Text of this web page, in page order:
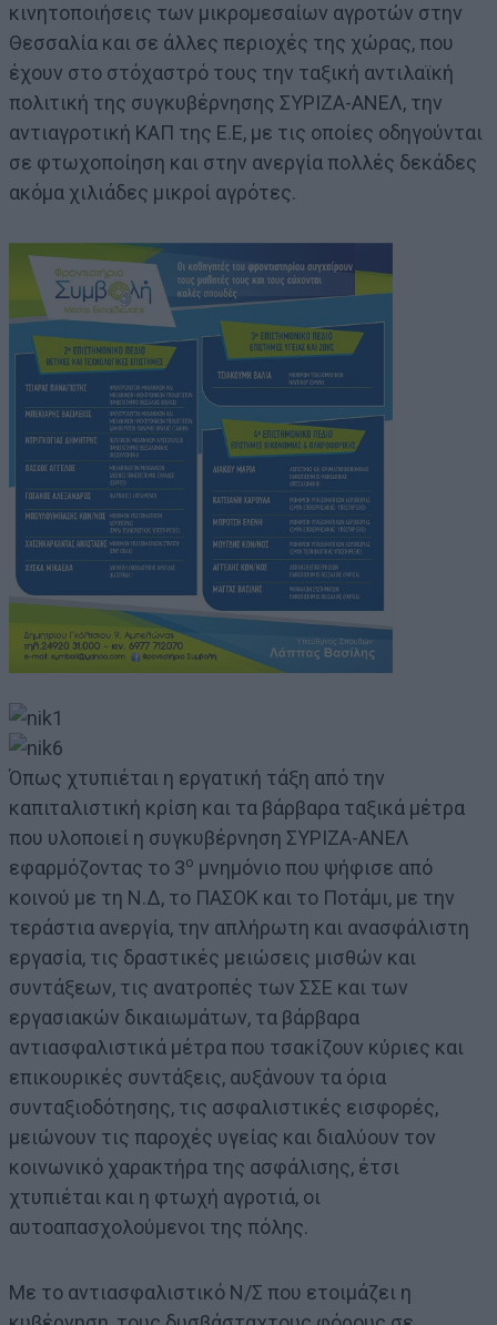
κινητοποιήσεις των μικρομεσαίων αγροτών στην
Θεσσαλία και σε άλλες περιοχές της χώρας, που
έχουν στο στόχαστρό τους την ταξική αντιλαϊκή
πολιτική της συγκυβέρνησης ΣΥΡΙΖΑ-ΑΝΕΛ, την
αντιαγροτική ΚΑΠ της Ε.Ε, με τις οποίες οδηγούνται
σε φτωχοποίηση και στην ανεργία πολλές δεκάδες
ακόμα χιλιάδες μικροί αγρότες.
Όπως χτυπιέται η εργατική τάξη από την
καπιταλιστική κρίση και τα βάρβαρα ταξικά μέτρα
που υλοποιεί η συγκυβέρνηση ΣΥΡΙΖΑ-ΑΝΕΛ
εφαρμόζοντας το 3ο μνημόνιο που ψήφισε από
κοινού με τη Ν.Δ, το ΠΑΣΟΚ και το Ποτάμι, με την
τεράστια ανεργία, την απλήρωτη και ανασφάλιστη
εργασία, τις δραστικές μειώσεις μισθών και
συντάξεων, τις ανατροπές των ΣΣΕ και των
εργασιακών δικαιωμάτων, τα βάρβαρα
αντιασφαλιστικά μέτρα που τσακίζουν κύριες και
επικουρικές συντάξεις, αυξάνουν τα όρια
συνταξιοδότησης, τις ασφαλιστικές εισφορές,
μειώνουν τις παροχές υγείας και διαλύουν τον
κοινωνικό χαρακτήρα της ασφάλισης, έτσι
χτυπιέται και η φτωχή αγροτιά, οι
αυτοαπασχολούμενοι της πόλης.
Με το αντιασφαλιστικό Ν/Σ που ετοιμάζει η